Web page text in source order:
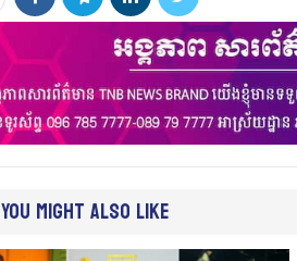
You Might Also Like